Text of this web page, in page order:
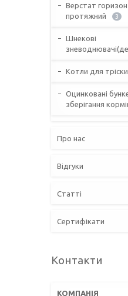
Верстат
протяжний
3
Шнекові
Котли для тріски
Оцинковані
зберігання
Про нас
Відгуки
Статті
Сертифікати
Контакти